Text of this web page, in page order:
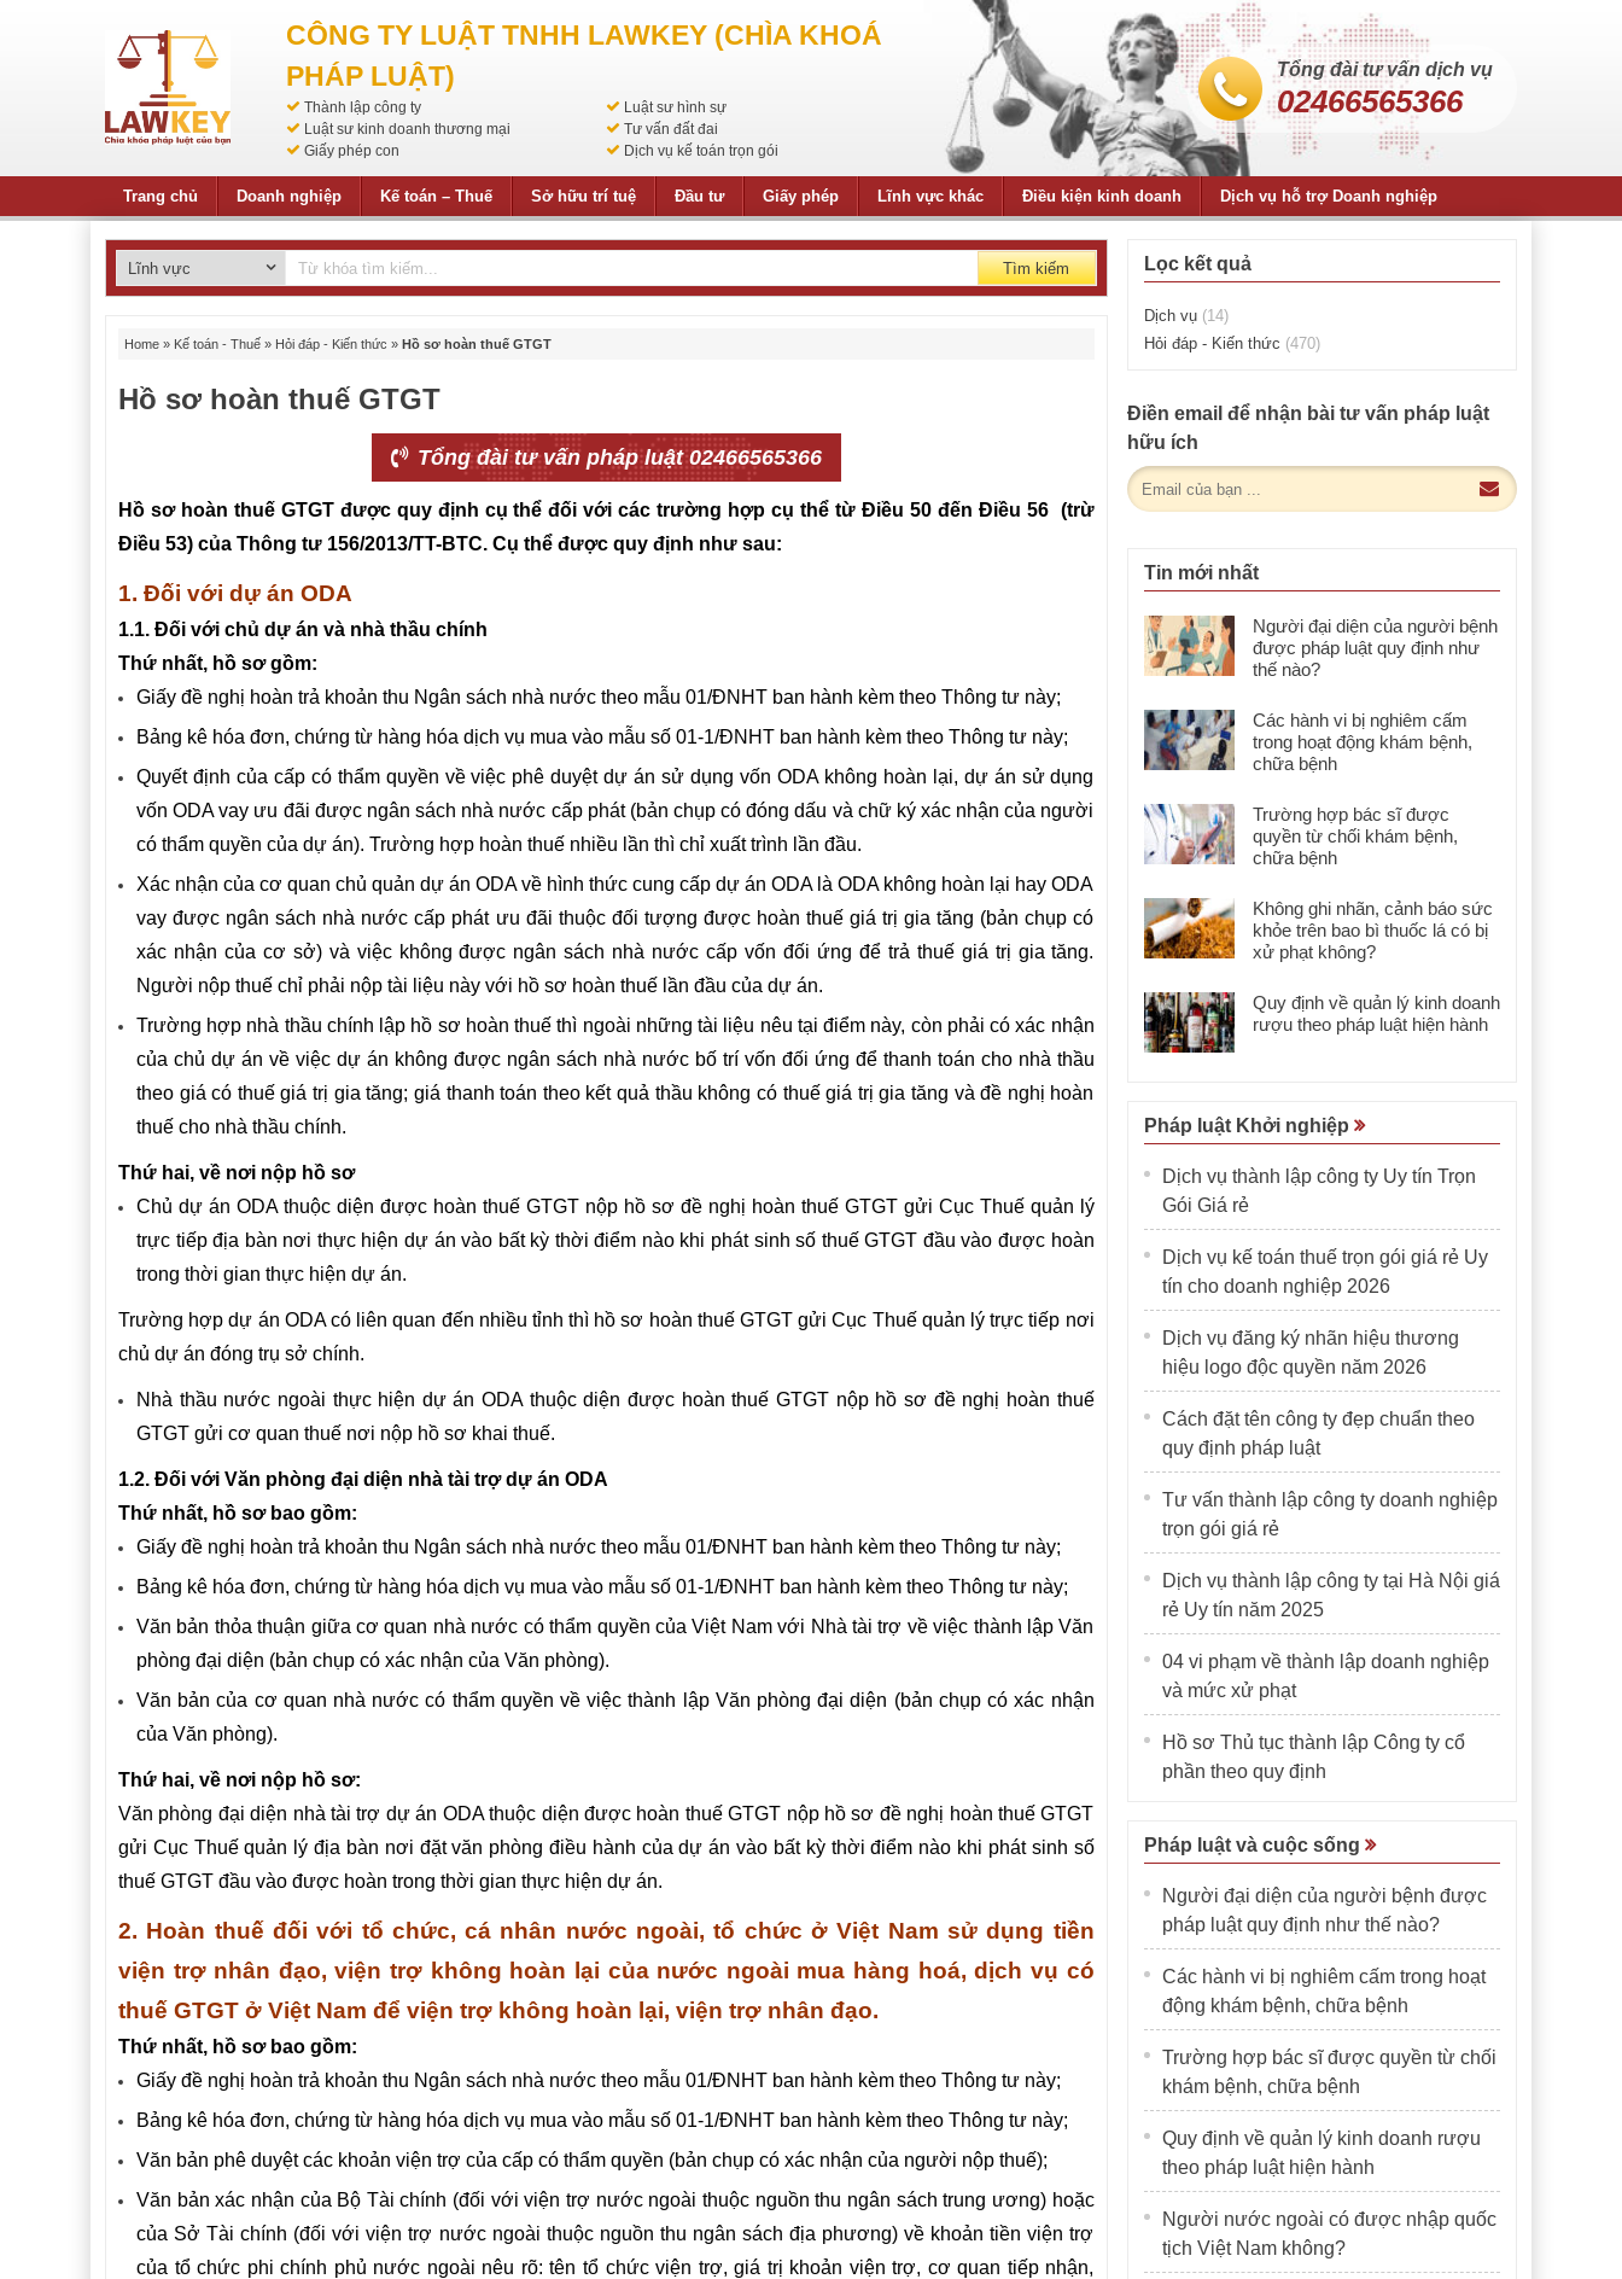
CÔNG TY LUẬT TNHH LAWKEY (CHÌA KHOÁ
PHÁP LUẬT)
Thành lập công ty
Luật sư hình sự
Luật sư kinh doanh thương mại
Tư vấn đất đai
Giấy phép con
Dịch vụ kế toán trọn gói
Tổng đài tư vấn dịch vụ
02466565366
Trang chủ Doanh nghiệp Kế toán – Thuế Sở hữu trí tuệ Đầu tư Giấy phép Lĩnh vực khác Điều kiện kinh doanh Dịch vụ hỗ trợ Doanh nghiệp
Tìm kiếm
Home » Kế toán - Thuế » Hỏi đáp - Kiến thức » Hồ sơ hoàn thuế GTGT
Hồ sơ hoàn thuế GTGT
Tổng đài tư vấn pháp luật 02466565366
Hồ sơ hoàn thuế GTGT được quy định cụ thể đối với các trường hợp cụ thể từ Điều 50 đến Điều 56 (trừ
Điều 53) của Thông tư 156/2013/TT-BTC. Cụ thể được quy định như sau:
1. Đối với dự án ODA
1.1. Đối với chủ dự án và nhà thầu chính
Thứ nhất, hồ sơ gồm:
Giấy đề nghị hoàn trả khoản thu Ngân sách nhà nước theo mẫu 01/ĐNHT ban hành kèm theo Thông tư này;
Bảng kê hóa đơn, chứng từ hàng hóa dịch vụ mua vào mẫu số 01-1/ĐNHT ban hành kèm theo Thông tư này;
Quyết định của cấp có thẩm quyền về việc phê duyệt dự án sử dụng vốn ODA không hoàn lại, dự án sử dụng
vốn ODA vay ưu đãi được ngân sách nhà nước cấp phát (bản chụp có đóng dấu và chữ ký xác nhận của người
có thẩm quyền của dự án). Trường hợp hoàn thuế nhiều lần thì chỉ xuất trình lần đầu.
Xác nhận của cơ quan chủ quản dự án ODA về hình thức cung cấp dự án ODA là ODA không hoàn lại hay ODA
vay được ngân sách nhà nước cấp phát ưu đãi thuộc đối tượng được hoàn thuế giá trị gia tăng (bản chụp có
xác nhận của cơ sở) và việc không được ngân sách nhà nước cấp vốn đối ứng để trả thuế giá trị gia tăng.
Người nộp thuế chỉ phải nộp tài liệu này với hồ sơ hoàn thuế lần đầu của dự án.
Trường hợp nhà thầu chính lập hồ sơ hoàn thuế thì ngoài những tài liệu nêu tại điểm này, còn phải có xác nhận
của chủ dự án về việc dự án không được ngân sách nhà nước bố trí vốn đối ứng để thanh toán cho nhà thầu
theo giá có thuế giá trị gia tăng; giá thanh toán theo kết quả thầu không có thuế giá trị gia tăng và đề nghị hoàn
thuế cho nhà thầu chính.
Thứ hai, về nơi nộp hồ sơ
Chủ dự án ODA thuộc diện được hoàn thuế GTGT nộp hồ sơ đề nghị hoàn thuế GTGT gửi Cục Thuế quản lý
trực tiếp địa bàn nơi thực hiện dự án vào bất kỳ thời điểm nào khi phát sinh số thuế GTGT đầu vào được hoàn
trong thời gian thực hiện dự án.
Trường hợp dự án ODA có liên quan đến nhiều tỉnh thì hồ sơ hoàn thuế GTGT gửi Cục Thuế quản lý trực tiếp nơi
chủ dự án đóng trụ sở chính.
Nhà thầu nước ngoài thực hiện dự án ODA thuộc diện được hoàn thuế GTGT nộp hồ sơ đề nghị hoàn thuế
GTGT gửi cơ quan thuế nơi nộp hồ sơ khai thuế.
1.2. Đối với Văn phòng đại diện nhà tài trợ dự án ODA
Thứ nhất, hồ sơ bao gồm:
Giấy đề nghị hoàn trả khoản thu Ngân sách nhà nước theo mẫu 01/ĐNHT ban hành kèm theo Thông tư này;
Bảng kê hóa đơn, chứng từ hàng hóa dịch vụ mua vào mẫu số 01-1/ĐNHT ban hành kèm theo Thông tư này;
Văn bản thỏa thuận giữa cơ quan nhà nước có thẩm quyền của Việt Nam với Nhà tài trợ về việc thành lập Văn
phòng đại diện (bản chụp có xác nhận của Văn phòng).
Văn bản của cơ quan nhà nước có thẩm quyền về việc thành lập Văn phòng đại diện (bản chụp có xác nhận
của Văn phòng).
Thứ hai, về nơi nộp hồ sơ:
Văn phòng đại diện nhà tài trợ dự án ODA thuộc diện được hoàn thuế GTGT nộp hồ sơ đề nghị hoàn thuế GTGT
gửi Cục Thuế quản lý địa bàn nơi đặt văn phòng điều hành của dự án vào bất kỳ thời điểm nào khi phát sinh số
thuế GTGT đầu vào được hoàn trong thời gian thực hiện dự án.
2. Hoàn thuế đối với tổ chức, cá nhân nước ngoài, tổ chức ở Việt Nam sử dụng tiền
viện trợ nhân đạo, viện trợ không hoàn lại của nước ngoài mua hàng hoá, dịch vụ có
thuế GTGT ở Việt Nam để viện trợ không hoàn lại, viện trợ nhân đạo.
Thứ nhất, hồ sơ bao gồm:
Giấy đề nghị hoàn trả khoản thu Ngân sách nhà nước theo mẫu 01/ĐNHT ban hành kèm theo Thông tư này;
Bảng kê hóa đơn, chứng từ hàng hóa dịch vụ mua vào mẫu số 01-1/ĐNHT ban hành kèm theo Thông tư này;
Văn bản phê duyệt các khoản viện trợ của cấp có thẩm quyền (bản chụp có xác nhận của người nộp thuế);
Văn bản xác nhận của Bộ Tài chính (đối với viện trợ nước ngoài thuộc nguồn thu ngân sách trung ương) hoặc
của Sở Tài chính (đối với viện trợ nước ngoài thuộc nguồn thu ngân sách địa phương) về khoản tiền viện trợ
của tổ chức phi chính phủ nước ngoài nêu rõ: tên tổ chức viện trợ, giá trị khoản viện trợ, cơ quan tiếp nhận,
Lọc kết quả
Dịch vụ (14)
Hỏi đáp - Kiến thức (470)
Điền email để nhận bài tư vấn pháp luật
hữu ích
Tin mới nhất
Người đại diện của người bệnh
được pháp luật quy định như
thế nào?
Các hành vi bị nghiêm cấm
trong hoạt động khám bệnh,
chữa bệnh
Trường hợp bác sĩ được
quyền từ chối khám bệnh,
chữa bệnh
Không ghi nhãn, cảnh báo sức
khỏe trên bao bì thuốc lá có bị
xử phạt không?
Quy định về quản lý kinh doanh
rượu theo pháp luật hiện hành
Pháp luật Khởi nghiệp
Dịch vụ thành lập công ty Uy tín Trọn
Gói Giá rẻ
Dịch vụ kế toán thuế trọn gói giá rẻ Uy
tín cho doanh nghiệp 2026
Dịch vụ đăng ký nhãn hiệu thương
hiệu logo độc quyền năm 2026
Cách đặt tên công ty đẹp chuẩn theo
quy định pháp luật
Tư vấn thành lập công ty doanh nghiệp
trọn gói giá rẻ
Dịch vụ thành lập công ty tại Hà Nội giá
rẻ Uy tín năm 2025
04 vi phạm về thành lập doanh nghiệp
và mức xử phạt
Hồ sơ Thủ tục thành lập Công ty cổ
phần theo quy định
Pháp luật và cuộc sống
Người đại diện của người bệnh được
pháp luật quy định như thế nào?
Các hành vi bị nghiêm cấm trong hoạt
động khám bệnh, chữa bệnh
Trường hợp bác sĩ được quyền từ chối
khám bệnh, chữa bệnh
Quy định về quản lý kinh doanh rượu
theo pháp luật hiện hành
Người nước ngoài có được nhập quốc
tịch Việt Nam không?